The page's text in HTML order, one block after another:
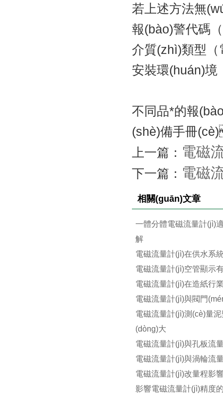
若上述方法無
報(bào)警代碼
介質(zhì)類型（
安裝環(huán)境
不同品*的報
(shè)備手冊
上一篇： 電磁
下一篇： 電磁
相關(guān)文章
一體分體電磁流量計(jì)
解
電磁流量計(jì)在供水系
電磁流量計(jì)空管顯示
電磁流量計(jì)在造紙行
電磁流量計(jì)與閥門
電磁流量計(jì)測(cè)量
(dòng)大
電磁流量計(jì)與孔板流
電磁流量計(jì)與渦輪流
電磁流量計(jì)改量程影
影響電磁流量計(jì)精度